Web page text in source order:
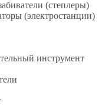
(степлеры)
(электростанции)
инструмент